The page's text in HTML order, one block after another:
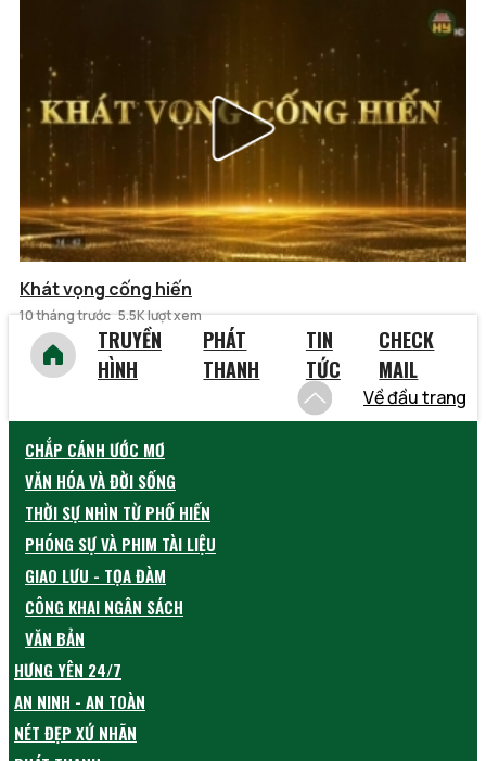
Khát vọng cống hiến
10 tháng trước 5.5K lượt xem
TRUYỀN
HÌNH
PHÁT
THANH
TIN
TỨC
CHECK
MAIL
Về đầu trang
CHẮP CÁNH ƯỚC MƠ
VĂN HÓA VÀ ĐỜI SỐNG
THỜI SỰ NHÌN TỪ PHỐ HIẾN
PHÓNG SỰ VÀ PHIM TÀI LIỆU
GIAO LƯU - TỌA ĐÀM
CÔNG KHAI NGÂN SÁCH
VĂN BẢN
HƯNG YÊN 24/7
AN NINH - AN TOÀN
NÉT ĐẸP XỨ NHÃN